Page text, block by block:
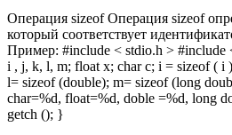
Операция sizeof Операция sizeof
который соответствует
Пример: #include < stdio.h >
i , j, k, l, m; float x; char c; i = sizeof ( i
l= sizeof (double); m= sizeof (long
char=%d, float=%d, doble =%d, long
getch (); }